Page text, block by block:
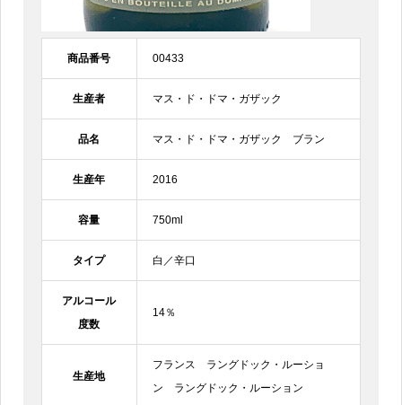
商品番号 00433
生産者 マス・ド・ドマ・ガザック
品名 マス・ド・ドマ・ガザック ブラン
生産年 2016
容量 750ml
タイプ 白／辛口
アルコール
度数
14％
生産地
フランス ラングドック・ルーショ
ン ラングドック・ルーション